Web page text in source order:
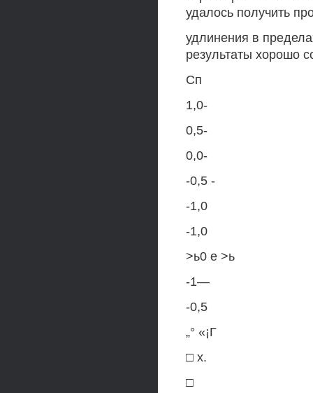
удалось получить
удлинения в
результаты хорошо
Сп
1,0-
0,5-
0,0-
-0,5 -
-1,0
-1,0
>ь0 е >ь
-1—
-0,5
„° «¡Г
□ х.
□